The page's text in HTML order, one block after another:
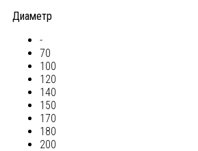
Диаметр
-
70
100
120
140
150
170
180
200